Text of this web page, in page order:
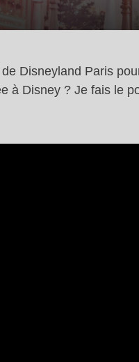
Disneyland Paris
à Disney ? Je fais le